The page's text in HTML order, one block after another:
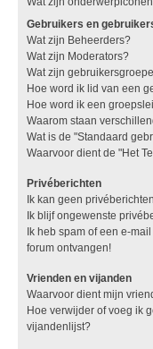
Gebruikers en
Wat zijn Beheerders?
Wat zijn Moderators?
Wat zijn
Hoe word ik lid van een
Hoe word ik een
Waarom staan
Wat is de "Standaard
Waarvoor dient de "Het
Privéberichten
Ik kan geen
Ik blijf ongewenste
Ik heb spam of een e-
forum ontvangen!
Vrienden en vijanden
Waarvoor dient mijn
Hoe verwijder of voeg ik
vijandenlijst?